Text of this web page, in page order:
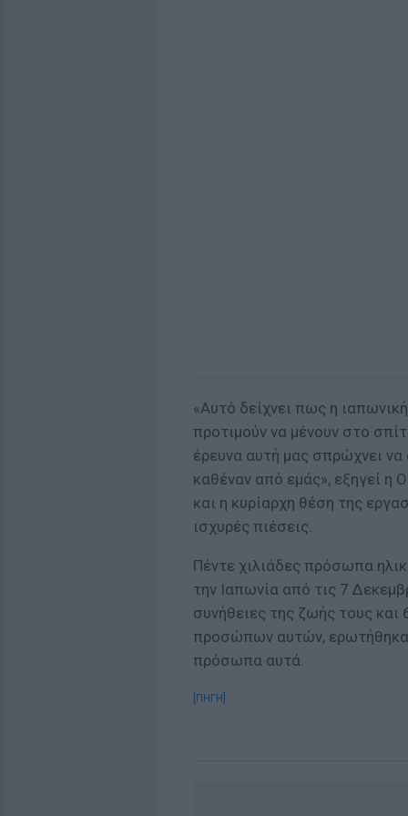
«Αυτό δείχνει πως η
προτιμούν να μένουν στο
έρευνα αυτή μας σπρώχνει να
καθέναν από εμάς», εξηγεί η
και η κυρίαρχη θέση της
ισχυρές πιέσεις.
Πέντε χιλιάδες πρόσωπα
την Ιαπωνία από τις 7
συνήθειες της ζωής τους
προσώπων αυτών,
πρόσωπα αυτά.
[ΠΗΓΗ]